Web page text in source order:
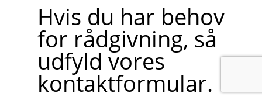
Hvis du har behov
for rådgivning, så
udfyld vores
kontaktformular.